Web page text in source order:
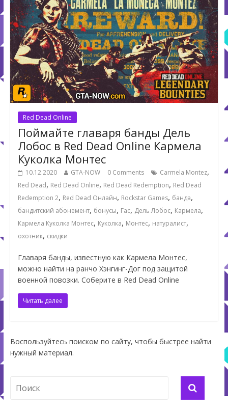
Red Dead Online
Поймайте главаря банды Дель
Лобос в Red Dead Online Кармела
Куколка Монтес
10.12.2020 GTA-NOW 0 Comments Carmela Montez,
Red Dead, Red Dead Online, Red Dead Redemption, Red Dead
Redemption 2, Red Dead Онлайн, Rockstar Games, банда,
бандитский абонемент, бонусы, Гас, Дель Лобос, Кармела,
Кармела Куколка Монтес, Куколка, Монтес, натуралист,
охотник, скидки
Главаря банды, известную как Кармела Монтес,
можно найти на ранчо Хэнгинг-Дог под защитой
военной повозки. Соберите в Red Dead Online
Читать далее
Воспользуйтесь поиском по сайту, чтобы быстрее найти
нужный материал.